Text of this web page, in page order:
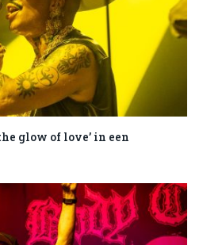
glow of love’ in een